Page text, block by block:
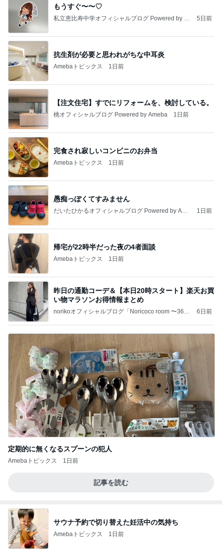
もうすぐ〜〜♡
私立恵比寿中学オフィシャルブログ Powered by A
5日前
抗生剤が必要と思われがちな中耳炎
Amebaトピックス 1日前
【注文住宅】すでにリフォームを、検討している。
桃オフィシャルブログ Powered by Ameba 1日前
完食され寂しいコンビニのお弁当
Amebaトピックス 1日前
愚痴っぽくてすみません
だいたひかるオフィシャルブログ Powered by Ame
1日前
帰宅が22時半だった夜の4者面談
Amebaトピックス 1日前
昨日の通勤コーデ＆【本日20時スタート】楽天お買
い物マラソンお得情報まとめ
norikoオフィシャルブログ「Noricoco room 〜365
6日前
定期的に無くなるスプーンの犯人
Amebaトピックス 1日前
記事を読む
サウナ予約で切り替えた妊活中の気持ち
Amebaトピックス 1日前